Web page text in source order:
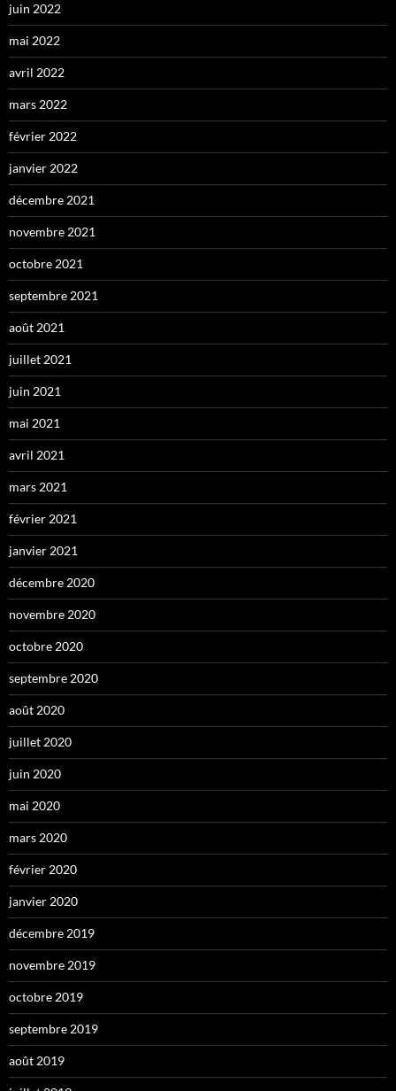
juin 2022
mai 2022
avril 2022
mars 2022
février 2022
janvier 2022
décembre 2021
novembre 2021
octobre 2021
septembre 2021
août 2021
juillet 2021
juin 2021
mai 2021
avril 2021
mars 2021
février 2021
janvier 2021
décembre 2020
novembre 2020
octobre 2020
septembre 2020
août 2020
juillet 2020
juin 2020
mai 2020
mars 2020
février 2020
janvier 2020
décembre 2019
novembre 2019
octobre 2019
septembre 2019
août 2019